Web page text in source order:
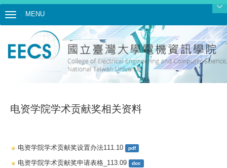
MENU
电资学院学术贡献奖相关资料
电资学院学术贡献奖设置办法111.10 pdf
电资学院学术贡献奖申请表格_113.09 doc